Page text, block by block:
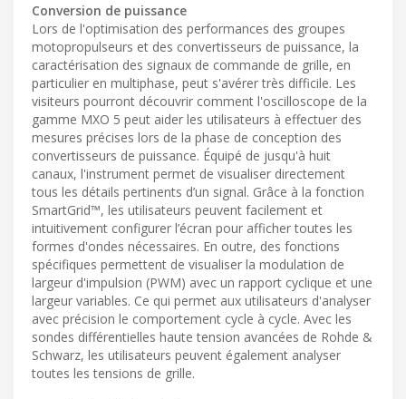
Conversion de puissance
Lors de l'optimisation des performances des groupes
motopropulseurs et des convertisseurs de puissance, la
caractérisation des signaux de commande de grille, en
particulier en multiphase, peut s'avérer très difficile. Les
visiteurs pourront découvrir comment l'oscilloscope de la
gamme MXO 5 peut aider les utilisateurs à effectuer des
mesures précises lors de la phase de conception des
convertisseurs de puissance. Équipé de jusqu'à huit
canaux, l'instrument permet de visualiser directement
tous les détails pertinents d’un signal. Grâce à la fonction
SmartGrid™, les utilisateurs peuvent facilement et
intuitivement configurer l’écran pour afficher toutes les
formes d'ondes nécessaires. En outre, des fonctions
spécifiques permettent de visualiser la modulation de
largeur d'impulsion (PWM) avec un rapport cyclique et une
largeur variables. Ce qui permet aux utilisateurs d'analyser
avec précision le comportement cycle à cycle. Avec les
sondes différentielles haute tension avancées de Rohde &
Schwarz, les utilisateurs peuvent également analyser
toutes les tensions de grille.